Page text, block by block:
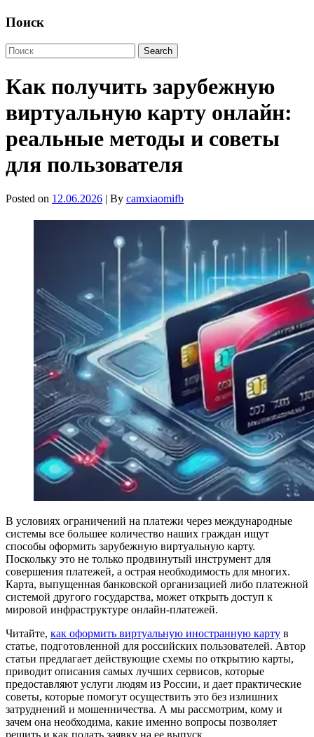
Поиск
Как получить зарубежную
виртуальную карту онлайн:
реальные методы и советы
для пользователя
Posted on 12.06.2026 | By camxiaomifb
В условиях ограничений на платежи через международные
системы все большее количество наших граждан ищут
способы оформить зарубежную виртуальную карту.
Поскольку это не только продвинутый инструмент для
совершения платежей, а острая необходимость для многих.
Карта, выпущенная банковской организацией либо платежной
системой другого государства, может открыть доступ к
мировой инфраструктуре онлайн-платежей.
Читайте, как оформить виртуальную иностранную карту в
статье, подготовленной для российских пользователей. Автор
статьи предлагает действующие схемы по открытию карты,
приводит описания самых лучших сервисов, которые
предоставляют услуги людям из России, и дает практические
советы, которые помогут осуществить это без излишних
затруднений и мошенничества. А мы рассмотрим, кому и
зачем она необходима, какие именно вопросы позволяет